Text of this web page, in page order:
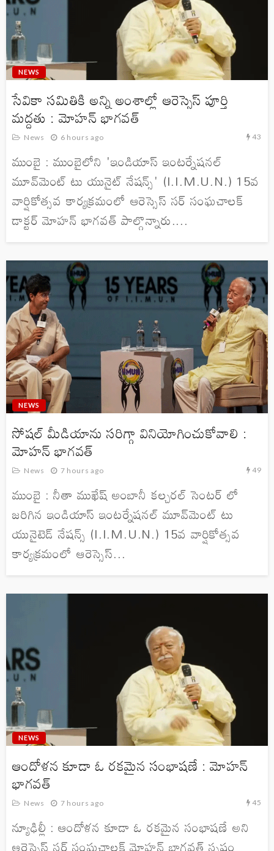
NEWS
సేవికా సమితికి అన్ని అంశాల్లో ఆరెస్సెస్ పూర్తి
మద్దతు : మోహన్ భాగవత్
News 6 hours ago 43
ముంబై : ముంబైలోని 'ఇండియాస్ ఇంటర్నేషనల్
మూవ్‌మెంట్ టు యునైట్ నేషన్స్' (I.I.M.U.N.) 15వ
వార్షికోత్సవ కార్యక్రమంలో ఆరెస్సెస్ సర్ సంఘచాలక్
డాక్టర్ మోహన్ భాగవత్ పాల్గొన్నారు....
NEWS
సోషల్ మీడియాను సరిగ్గా వినియోగించుకోవాలి :
మోహన్ భాగవత్
News 7 hours ago 49
ముంబై : నీతా ముఖేష్ అంబానీ కల్చరల్ సెంటర్ లో
జరిగిన ఇండియాస్ ఇంటర్నేషనల్ మూవ్‌మెంట్ టు
యునైటెడ్ నేషన్స్ (I.I.M.U.N.) 15వ వార్షికోత్సవ
కార్యక్రమంలో ఆరెస్సెస్...
NEWS
ఆందోళన కూడా ఓ రకమైన సంభాషణే : మోహన్
భాగవత్
News 7 hours ago 45
న్యూఢిల్లీ : ఆందోళన కూడా ఓ రకమైన సంభాషణే అని